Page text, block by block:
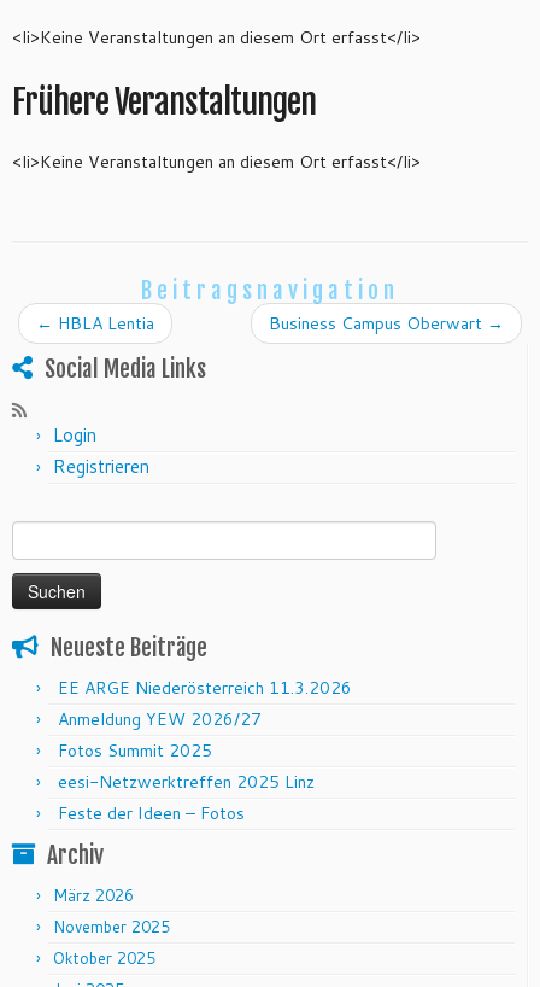
<li>Keine Veranstaltungen an diesem Ort erfasst</li>
Frühere Veranstaltungen
<li>Keine Veranstaltungen an diesem Ort erfasst</li>
Beitragsnavigation
← HBLA Lentia Business Campus Oberwart →
Social Media Links
Login
Registrieren
Neueste Beiträge
EE ARGE Niederösterreich 11.3.2026
Anmeldung YEW 2026/27
Fotos Summit 2025
eesi-Netzwerktreffen 2025 Linz
Feste der Ideen – Fotos
Archiv
März 2026
November 2025
Oktober 2025